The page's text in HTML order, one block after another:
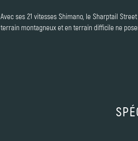
Avec ses 21 vitesses Shimano, le Sharptail
terrain montagneux et en terrain difficile ne